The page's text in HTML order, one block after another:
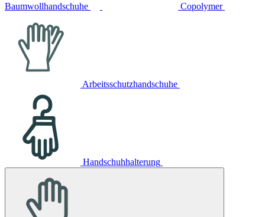
Baumwollhandschuhe Copolymer
Arbeitsschutzhandschuhe
Handschuhhalterung